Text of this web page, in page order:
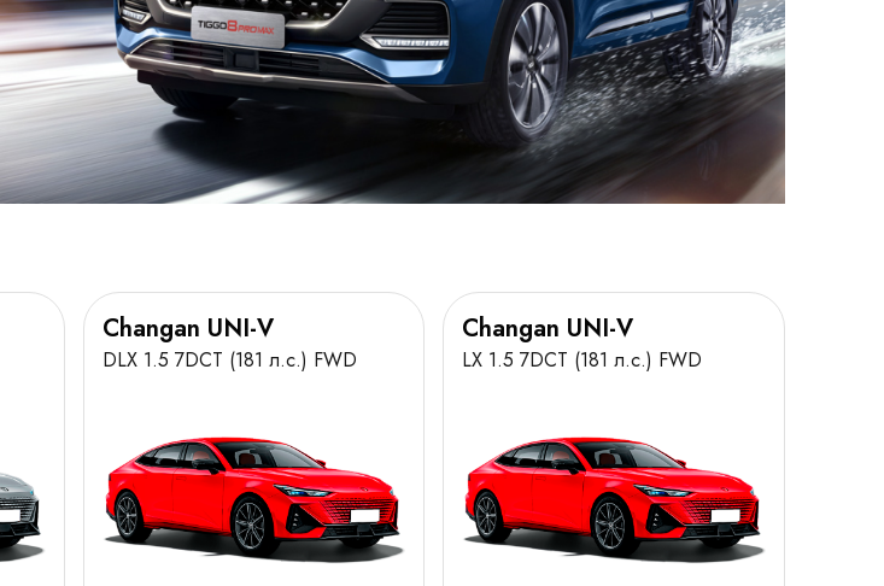
Changan UNI-V
DLX 1.5 7DCT (181 л.с.) FWD
Changan UNI-V
LX 1.5 7DCT (181 л.с.) FWD